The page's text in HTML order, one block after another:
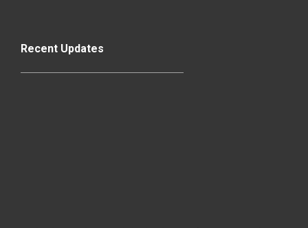
Recent Updates